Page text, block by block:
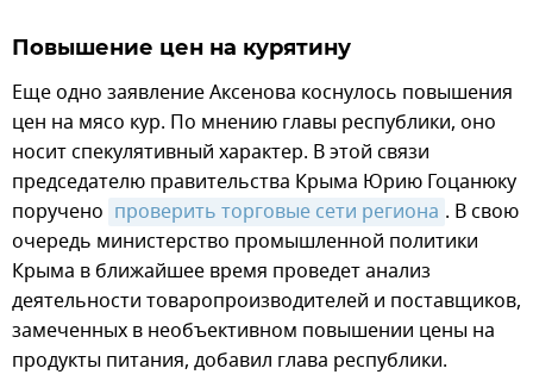
Повышение цен на курятину
Еще одно заявление Аксенова коснулось повышения
цен на мясо кур. По мнению главы республики, оно
носит спекулятивный характер. В этой связи
председателю правительства Крыма Юрию Гоцанюку
поручено проверить торговые сети региона . В свою
очередь министерство промышленной политики
Крыма в ближайшее время проведет анализ
деятельности товаропроизводителей и поставщиков,
замеченных в необъективном повышении цены на
продукты питания, добавил глава республики.